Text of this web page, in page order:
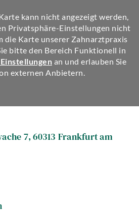
7,60313 Frankfurt am
kann nicht angezeigt werden,
Privatsphäre-Einstellungen nicht
die Karte unserer Zahnarztpraxis
bitte den Bereich Funktionell in
an und erlauben Sie
externen Anbietern.